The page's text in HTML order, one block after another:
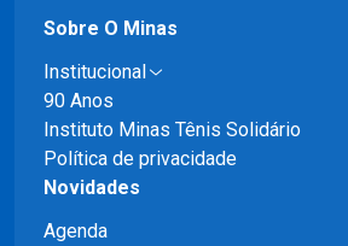
Sobre O Minas
Institucional
90 Anos
Instituto Minas Tênis Solidário
Política de privacidade
Novidades
Agenda